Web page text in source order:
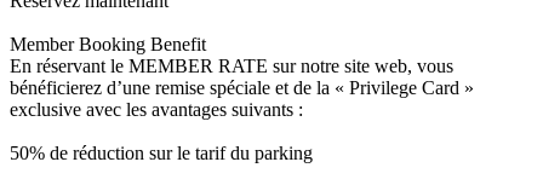
Member Booking Benefit
En réservant le MEMBER RATE sur notre site web, vous
bénéficierez d’une remise spéciale et de la « Privilege Card »
exclusive avec les avantages suivants :
50% de réduction sur le tarif du parking